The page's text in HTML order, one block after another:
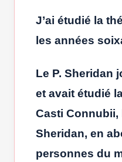
J’ai étudié la
les années
Le P. Sheridan
et avait étudié
Casti Connubii,
Sheridan, en
personnes du